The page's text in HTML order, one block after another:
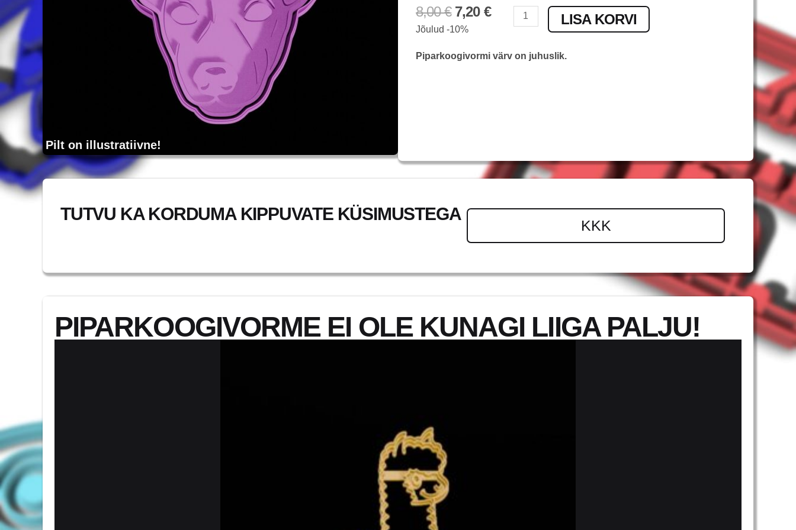
Pilt on illustratiivne!
8,00€ 7,20 €
Jõulud -10%
Inglise
LISA KORVI
Piparkoogivormi värv on juhuslik.
TUTVU KA KORDUMA KIPPUVATE KÜSIMUSTEGA
KKK
PIPARKOOGIVORME EI OLE KUNAGI LIIGA PALJU!